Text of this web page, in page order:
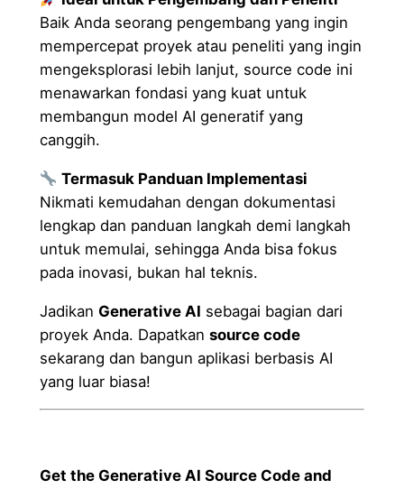
Baik Anda seorang pengembang yang ingin
mempercepat proyek atau peneliti yang ingin
mengeksplorasi lebih lanjut, source code ini
menawarkan fondasi yang kuat untuk
membangun model AI generatif yang
canggih.
Termasuk Panduan Implementasi
Nikmati kemudahan dengan dokumentasi
lengkap dan panduan langkah demi langkah
untuk memulai, sehingga Anda bisa fokus
pada inovasi, bukan hal teknis.
Jadikan Generative AI sebagai bagian dari
proyek Anda. Dapatkan source code
sekarang dan bangun aplikasi berbasis AI
yang luar biasa!
Get the Generative AI Source Code and